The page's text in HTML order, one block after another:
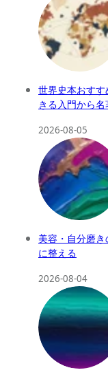
世界史本おすす
きる入門から名
2026-08-05
美容・自分磨
に整える
2026-08-04